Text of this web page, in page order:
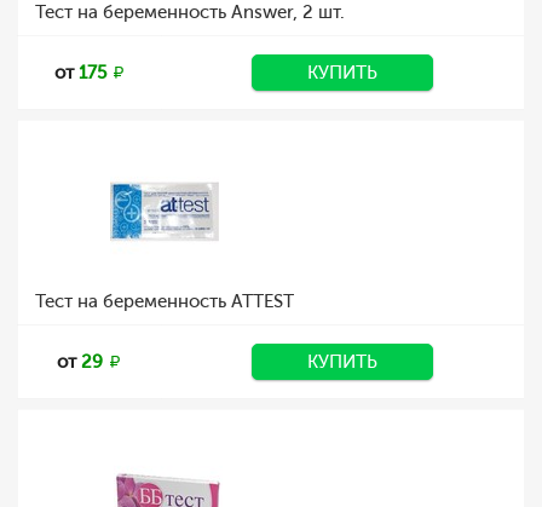
Тест на беременность Answer, 2 шт.
от175 КУПИТЬ
Тест на беременность ATTEST
от29 КУПИТЬ